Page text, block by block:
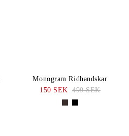
Monogram Ridhandskar
150 SEK 499 SEK